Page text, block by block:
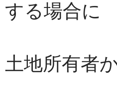
する場合に
土地所有者